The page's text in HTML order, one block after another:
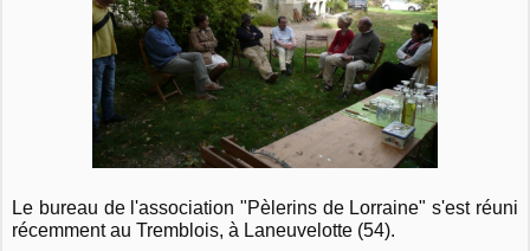
Le bureau de l'association "Pèlerins de Lorraine" s'est réuni
récemment au Tremblois, à Laneuvelotte (54).